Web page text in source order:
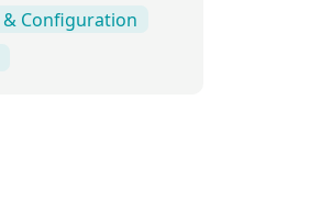
& Configuration